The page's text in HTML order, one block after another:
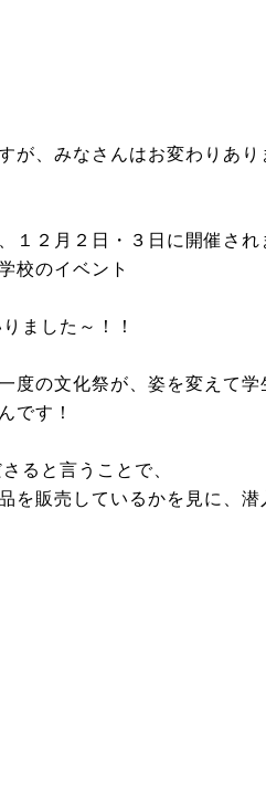
が、みなさんはお変わりあり
１２月２日・３日に開催され
校のイベント
ました～！！
度の文化祭が、姿を変えて学
です！
ると言うことで、
を販売しているかを見に、潜